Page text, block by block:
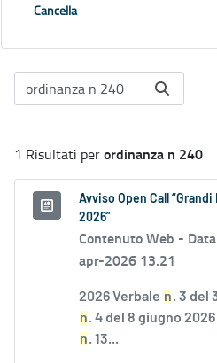
Cancella
1 Risultati perordinanza n 240
Avviso Open Call
2026”
Contenuto Web -
apr-2026 13.21
2026 Verbale n. 3 del
n. 4 del 8 giugno
n. 13...